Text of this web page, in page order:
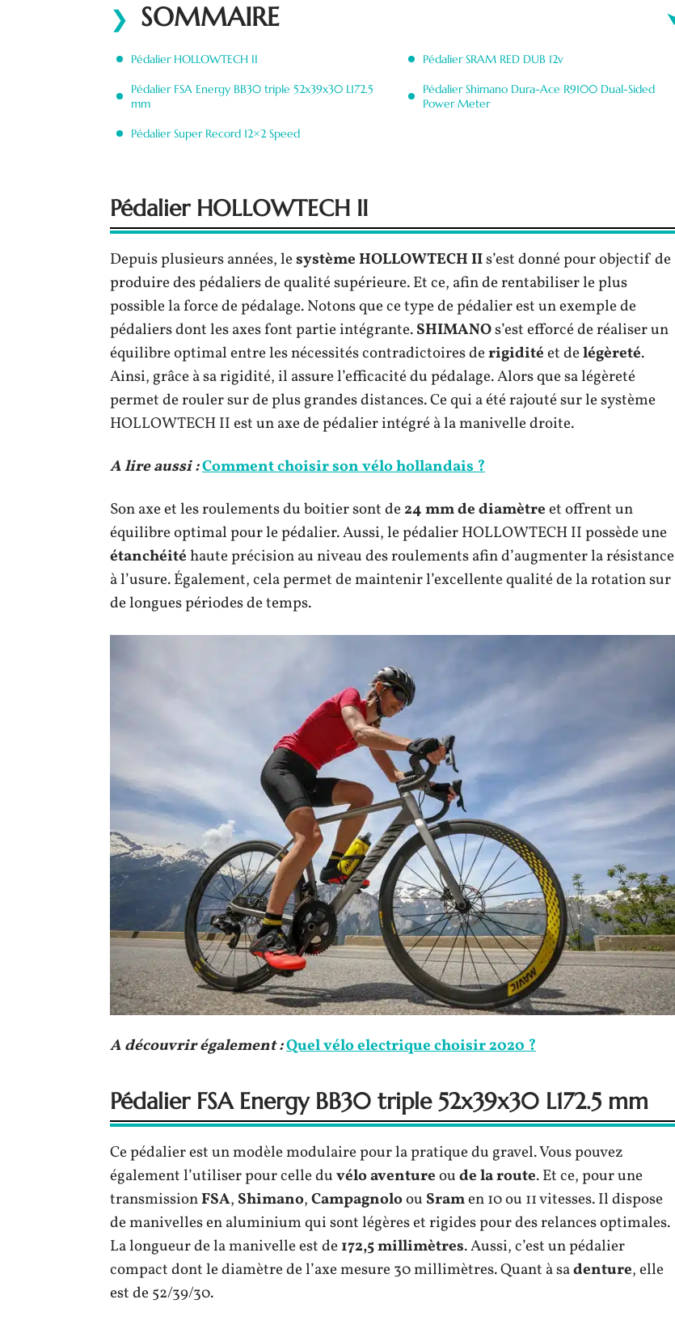
SOMMAIRE
Pédalier HOLLOWTECH II
Pédalier FSA Energy BB30 triple 52x39x30 L172.5
mm
Pédalier Super Record 12×2 Speed
Pédalier SRAM RED DUB 12v
Pédalier Shimano Dura-Ace R9100 Dual-Sided
Power Meter
Pédalier HOLLOWTECH II
Depuis plusieurs années, lesystème HOLLOWTECH IIs’est donné pour objectif de
produire des pédaliers de qualité supérieure. Et ce, afin de rentabiliser le plus
possible la force de pédalage. Notons que ce type de pédalier est un exemple de
pédaliers dont les axes font partie intégrante.SHIMANOs’est efforcé de réaliser un
équilibre optimal entre les nécessités contradictoires derigiditéet delégèreté.
Ainsi, grâce à sa rigidité, il assure l’efficacité du pédalage. Alors que sa légèreté
permet de rouler sur de plus grandes distances. Ce qui a été rajouté sur le système
HOLLOWTECH II est un axe de pédalier intégré à la manivelle droite.
A lire aussi :Comment choisir son vélo hollandais ?
Son axe et les roulements du boitier sont de24 mm de diamètreet offrent un
équilibre optimal pour le pédalier. Aussi, le pédalier HOLLOWTECH II possède une
étanchéitéhaute précision au niveau des roulements afin d’augmenter la résistance
à l’usure. Également, cela permet de maintenir l’excellente qualité de la rotation sur
de longues périodes de temps.
A découvrir également :Quel vélo electrique choisir 2020 ?
Pédalier FSA Energy BB30 triple 52x39x30 L172.5 mm
Ce pédalier est un modèle modulaire pour la pratique du gravel. Vous pouvez
également l’utiliser pour celle duvélo aventureoude la route. Et ce, pour une
transmissionFSA, Shimano,Campagnoloou Sramen 10 ou 11 vitesses. Il dispose
de manivelles en aluminium qui sont légères et rigides pour des relances optimales.
La longueur de la manivelle est de172,5millimètres. Aussi, c’est un pédalier
compact dont le diamètre de l’axe mesure 30 millimètres. Quant à sadenture, elle
est de 52/39/30.